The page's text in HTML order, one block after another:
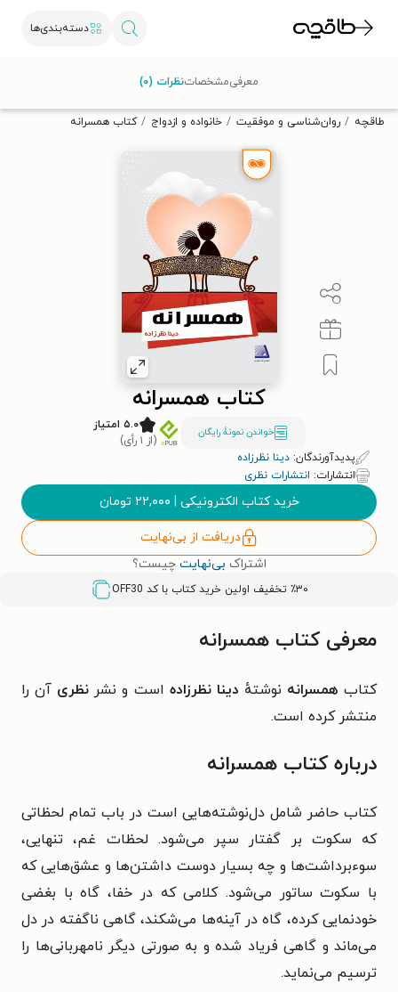
دسته‌بندی‌ها
تخفیف از طاقچه دریافت کن.
طاقچه روان‌شناسی و موفقیت خانواده و ازدواج کتاب همسرانه
کتاب همسرانه
خواندن نمونۀ رایگان
۵.۰ امتیاز
(از ۱ رأی)
پدیدآورندگان: دینا نظرزاده
انتشارات: انتشارات نظری
خرید کتاب الکترونیکی | ۲۲,۰۰۰ تومان
دریافت از بی‌نهایت
اشتراک بی‌نهایت چیست؟
٪۳۰ تخفیف اولین خرید کتاب با کد OFF30
معرفیمشخصاتنظرات (۰)
معرفی کتاب همسرانه
کتاب همسرانه نوشتهٔ دینا نظرزاده است و نشر نظری آن را
منتشر کرده است.
درباره کتاب همسرانه
کتاب حاضر شامل دل‌نوشته‌هایی‌ است در باب تمام لحظاتی
که سکوت بر گفتار سپر می‌شود. لحظات غم، تنهایی،
سوءبرداشت‌ها و چه بسیار دوست داشتن‌ها و عشق‌هایی که
با سکوت ساتور می‌شود. کلامی که در خفا، گاه با بغضی
خودنمایی کرده‌، گاه در آینه‌ها می‌شکند، گاهی ناگفته در دل
می‌ماند و گاهی فریاد شده و به صورتی دیگر نامهربانی‌ها را
ترسیم می‌نماید.